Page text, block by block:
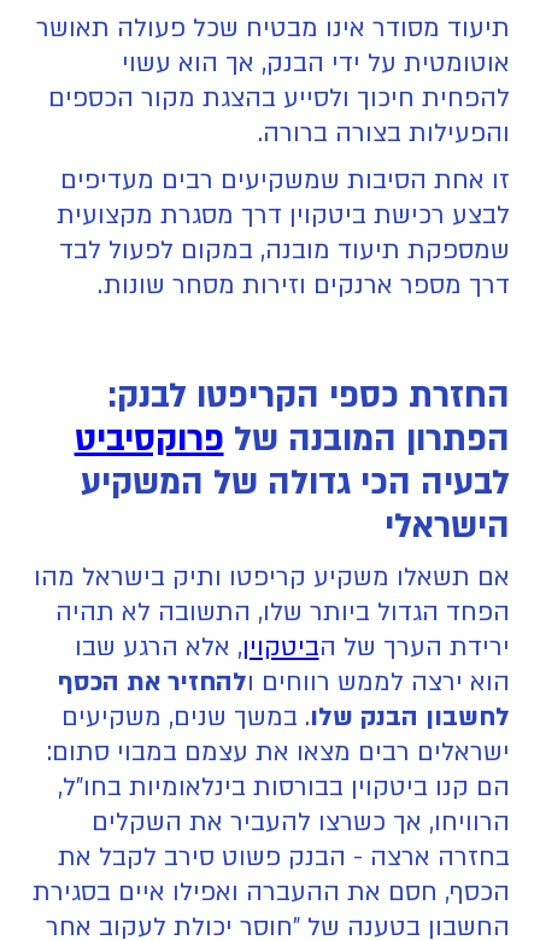
תיעוד מסודר אינו מבטיח שכל פעולה תאושר
אוטומטית על ידי הבנק, אך הוא עשוי
להפחית חיכוך ולסייע בהצגת מקור הכספים
והפעילות בצורה ברורה.
זו אחת הסיבות שמשקיעים רבים מעדיפים
לבצע רכישת ביטקוין דרך מסגרת מקצועית
שמספקת תיעוד מובנה, במקום לפעול לבד
דרך מספר ארנקים וזירות מסחר שונות.
החזרת כספי הקריפטו לבנק:
הפתרון המובנה של פרוקסיביט
לבעיה הכי גדולה של המשקיע
הישראלי
אם תשאלו משקיע קריפטו ותיק בישראל מהו
הפחד הגדול ביותר שלו, התשובה לא תהיה
ירידת הערך של הביטקוין, אלא הרגע שבו
הוא ירצה לממש רווחים ולהחזיר את הכסף
לחשבון הבנק שלו. במשך שנים, משקיעים
ישראלים רבים מצאו את עצמם במבוי סתום:
הם קנו ביטקוין בבורסות בינלאומיות בחו"ל,
הרוויחו, אך כשרצו להעביר את השקלים
בחזרה ארצה - הבנק פשוט סירב לקבל את
הכסף, חסם את ההעברה ואפילו איים בסגירת
החשבון בטענה של "חוסר יכולת לעקוב אחר